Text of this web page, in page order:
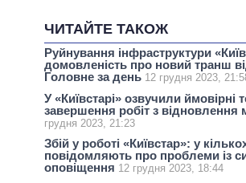
ЧИТАЙТЕ ТАКОЖ
Руйнування інфраструктури
домовленість про новий транш
Головне за день 12 грудня 2023,
У «Київстарі» озвучили ймовірні
завершення робіт з відновлення
грудня 2023, 21:23
Збій у роботі «Київстар»: у
повідомляють про проблеми із
оповіщення 12 грудня 2023, 18:44